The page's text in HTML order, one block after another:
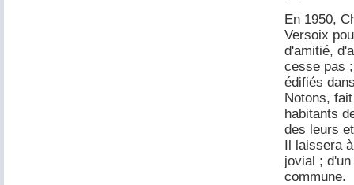
En 1950,
Versoix
d'amitié,
cesse pas
édifiés
Notons,
habitants
des leurs
Il laissera
jovial ;
commune.